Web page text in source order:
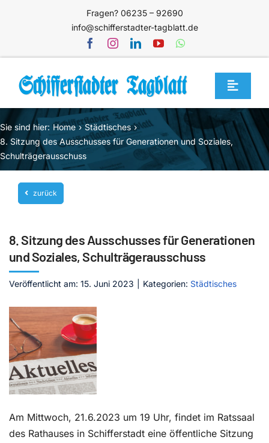
Fragen? 06235 – 92690
info@schifferstadter-tagblatt.de
Toggle
Home
Themen
Blog
Unternehmen
Mediathek
Jetzt abonnieren
Kontakt
Sie sind hier: Home
Städtisches
8. Sitzung des Ausschusses für Generationen und Soziales,
Schulträgerausschuss
zurück
8. Sitzung des Ausschusses für Generationen
und Soziales, Schulträgerausschuss
Veröffentlicht am: 15. Juni 2023 Kategorien: Städtisches
Am Mittwoch, 21.6.2023 um 19 Uhr, findet im Ratssaal
des Rathauses in Schifferstadt eine öffentliche Sitzung